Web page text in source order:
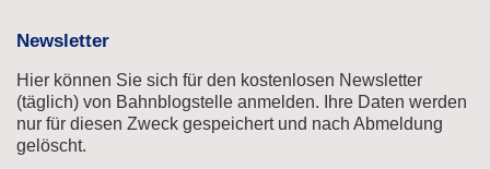
Newsletter
Hier können Sie sich für den kostenlosen Newsletter
(täglich) von Bahnblogstelle anmelden. Ihre Daten werden
nur für diesen Zweck gespeichert und nach Abmeldung
gelöscht.